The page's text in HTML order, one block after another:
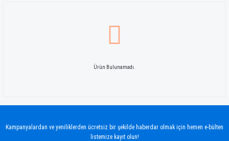
Ürün Bulunamadı.
Kampanyalardan ve yeniliklerden ücretsiz bir şekilde haberdar olmak için hemen e-bülten
listemize kayıt olun!